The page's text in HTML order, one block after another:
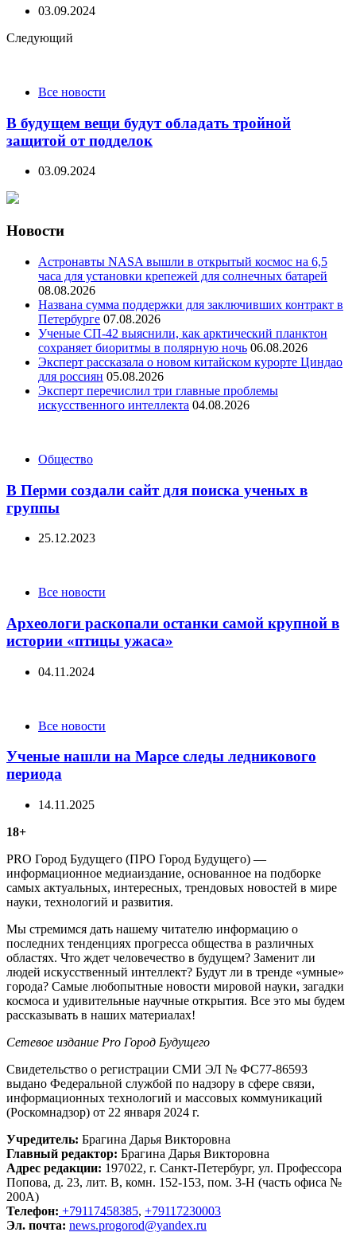
03.09.2024
Следующий
Все новости
В будущем вещи будут обладать тройной
защитой от подделок
03.09.2024
Новости
Астронавты NASA вышли в открытый космос на 6,5
часа для установки крепежей для солнечных батарей
08.08.2026
Названа сумма поддержки для заключивших контракт в
Петербурге 07.08.2026
Ученые СП-42 выяснили, как арктический планктон
сохраняет биоритмы в полярную ночь 06.08.2026
Эксперт рассказала о новом китайском курорте Циндао
для россиян 05.08.2026
Эксперт перечислил три главные проблемы
искусственного интеллекта 04.08.2026
CategoriesОбщество
В Перми создали сайт для поиска ученых в
группы
25.12.2023
CategoriesВсе новости
Археологи раскопали останки самой крупной в
истории «птицы ужаса»
04.11.2024
CategoriesВсе новости
Ученые нашли на Марсе следы ледникового
периода
14.11.2025
18+
PRO Город Будущего (ПРО Город Будущего) —
информационное медиаиздание, основанное на подборке
самых актуальных, интересных, трендовых новостей в мире
науки, технологий и развития.
Мы стремимся дать нашему читателю информацию о
последних тенденциях прогресса общества в различных
областях. Что ждет человечество в будущем? Заменит ли
людей искусственный интеллект? Будут ли в тренде «умные»
города? Самые любопытные новости мировой науки, загадки
космоса и удивительные научные открытия. Все это мы будем
рассказывать в наших материалах!
Сетевое издание Рrо Город Будущего
Свидетельство о регистрации СМИ ЭЛ № ФС77-86593
выдано Федеральной службой по надзору в сфере связи,
информационных технологий и массовых коммуникаций
(Роскомнадзор) от 22 января 2024 г.
Учредитель: Брагина Дарья Викторовна
Главный редактор: Брагина Дарья Викторовна
Адрес редакции: 197022, г. Санкт-Петербург, ул. Профессора
Попова, д. 23, лит. В, комн. 152-153, пом. 3-Н (часть офиса №
200А)
Телефон: +79117458385, +79117230003
Эл. почта: news.progorod@yandex.ru